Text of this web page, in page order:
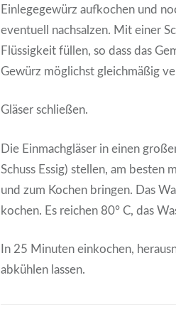
Einlegegewürz aufkochen und
eventuell nachsalzen. Mit einer
Flüssigkeit füllen, so dass das
Gewürz möglichst gleichmäßig
Gläser schließen.
Die Einmachgläser in einen
Schuss Essig) stellen, am besten
und zum Kochen bringen. Das
kochen. Es reichen 80° C, das
In 25 Minuten einkochen,
abkühlen lassen.